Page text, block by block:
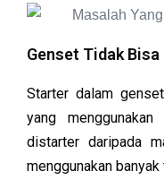
Genset Tidak
Starter dalam
yang
distarter daripada
menggunakan banyak